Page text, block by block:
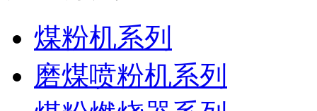
煤粉机系列
磨煤喷粉机系列